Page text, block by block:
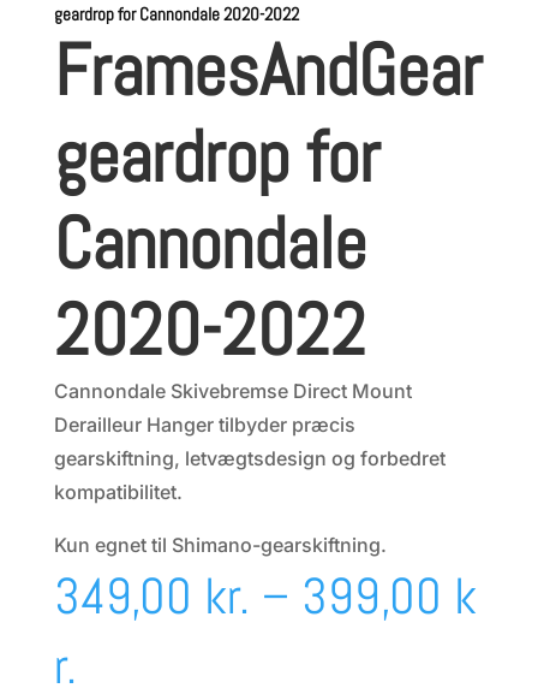
geardrop for Cannondale 2020-2022
FramesAndGear
geardrop for
Cannondale
2020-2022
Cannondale Skivebremse Direct Mount
Derailleur Hanger tilbyder præcis
gearskiftning, letvægtsdesign og forbedret
kompatibilitet.
Kun egnet til Shimano-gearskiftning.
349,00 kr. – 399,00 k
r.